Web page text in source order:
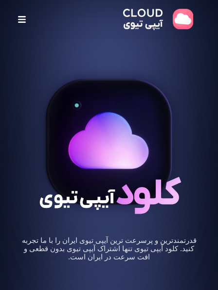
قدرتمندترین و پرسرعت ترین آیپی تیوی ایران را با ما تجربه
کنید. کلود آیپی تیوی تنها اشتراک آیپی تیوی بدون قطعی و
افت سرعت در ایران است.